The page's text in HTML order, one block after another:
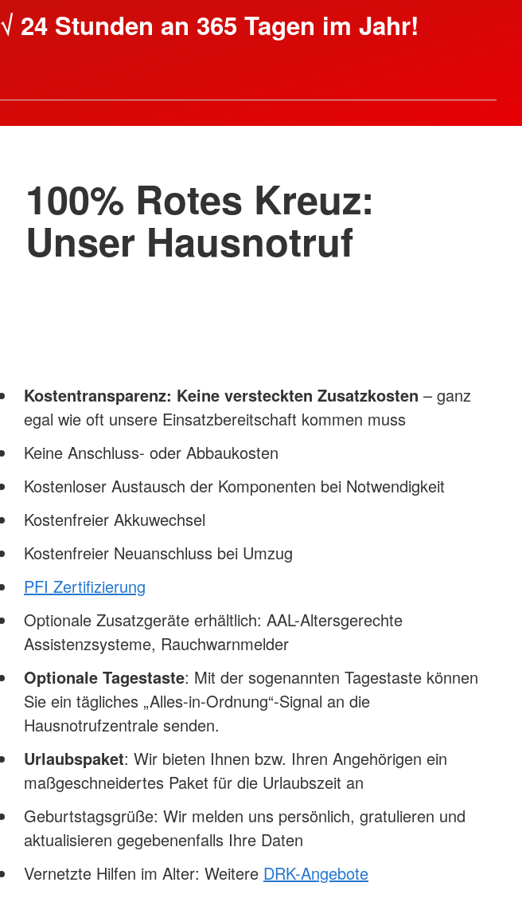
√ 24 Stunden an 365 Tagen im Jahr!
100% Rotes Kreuz:
Unser Hausnotruf
Kostentransparenz: Keine versteckten Zusatzkosten – ganz
egal wie oft unsere Einsatzbereitschaft kommen muss
Keine Anschluss- oder Abbaukosten
Kostenloser Austausch der Komponenten bei Notwendigkeit
Kostenfreier Akkuwechsel
Kostenfreier Neuanschluss bei Umzug
PFI Zertifizierung
Optionale Zusatzgeräte erhältlich: AAL-Altersgerechte
Assistenzsysteme, Rauchwarnmelder
Optionale Tagestaste: Mit der sogenannten Tagestaste können
Sie ein tägliches „Alles-in-Ordnung“-Signal an die
Hausnotrufzentrale senden.
Urlaubspaket: Wir bieten Ihnen bzw. Ihren Angehörigen ein
maßgeschneidertes Paket für die Urlaubszeit an
Geburtstagsgrüße: Wir melden uns persönlich, gratulieren und
aktualisieren gegebenenfalls Ihre Daten
Vernetzte Hilfen im Alter: Weitere DRK-Angebote